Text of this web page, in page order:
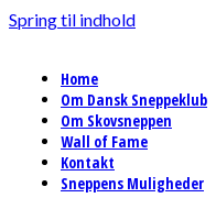
Spring til indhold
Home
Om Dansk Sneppeklub
Om Skovsneppen
Wall of Fame
Kontakt
Sneppens Muligheder